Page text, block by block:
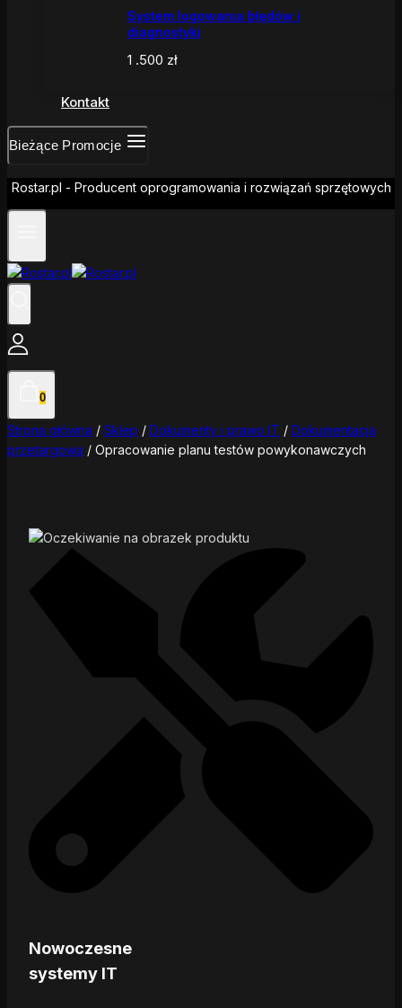
System logowania błędów i
diagnostyki
1 .500 zł
Kontakt
Bieżące Promocje
Rostar.pl - Producent oprogramowania i rozwiązań sprzętowych
0
Strona główna / Sklep / Dokumenty i prawo IT / Dokumentacja
przetargowa / Opracowanie planu testów powykonawczych
Nowoczesne
systemy IT